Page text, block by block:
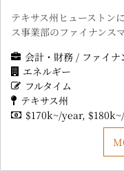
テキサス州ヒューストン
ス事業部のファイナンス
会計・財務 / ファイナ
エネルギー
フルタイム
テキサス州
$170k~/year